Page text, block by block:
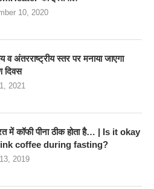
10, 2020
व अंतरराष्ट्रीय स्तर पर मनाया जाएगा
दिवस
2021
में कॉफी पीना ठीक होता है… | Is it okay
coffee during fasting?
2019